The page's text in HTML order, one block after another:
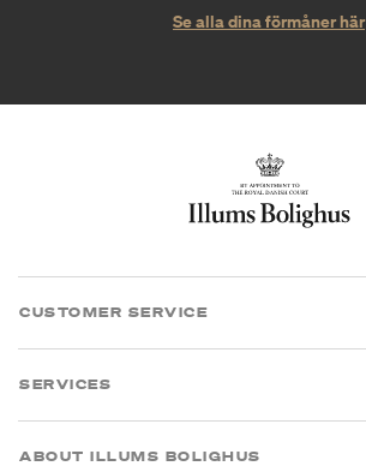
Se alla dina förmåner här
CUSTOMER SERVICE
SERVICES
ABOUT ILLUMS BOLIGHUS